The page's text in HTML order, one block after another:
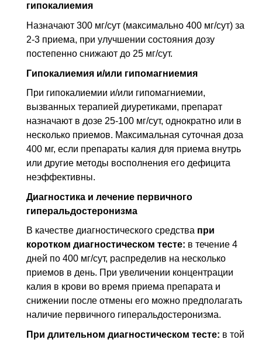
гипокалиемия
Назначают 300 мг/сут (максимально 400 мг/сут) за
2-3 приема, при улучшении состояния дозу
постепенно снижают до 25 мг/сут.
Гипокалиемия и/или гипомагниемия
При гипокалиемии и/или гипомагниемии,
вызванных терапией диуретиками, препарат
назначают в дозе 25-100 мг/сут, однократно или в
несколько приемов. Максимальная суточная доза
400 мг, если препараты калия для приема внутрь
или другие методы восполнения его дефицита
неэффективны.
Диагностика и лечение первичного
гиперальдостеронизма
В качестве диагностического средства при
коротком диагностическом тесте: в течение 4
дней по 400 мг/сут, распределив на несколько
приемов в день. При увеличении концентрации
калия в крови во время приема препарата и
снижении после отмены его можно предполагать
наличие первичного гиперальдостеронизма.
При длительном диагностическом тесте: в той